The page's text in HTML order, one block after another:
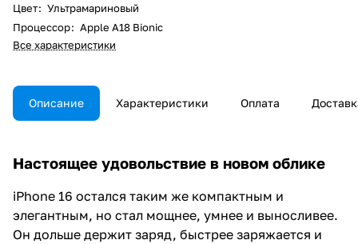
Цвет: Ультрамариновый
Процессор: Apple A18 Bionic
Все характеристики
Описание Характеристики Оплата
Настоящее удовольствие в новом облике
iPhone 16 остался таким же компактным и
элегантным, но стал мощнее, умнее и выносливее.
Он дольше держит заряд, быстрее заряжается и